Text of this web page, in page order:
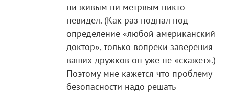
ни живым ни метрвым никто
невидел. (Как раз подпал под
определение «любой американский
доктор», только вопреки заверения
ваших дружков он уже не «скажет».)
Поэтому мне кажется что проблему
безопасности надо решать